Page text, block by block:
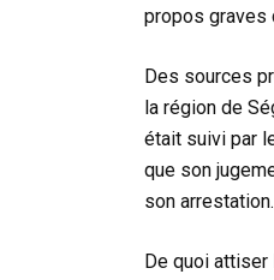
propos graves
Des sources
la région de
était suivi par
que son
son arrestation.
De quoi attiser